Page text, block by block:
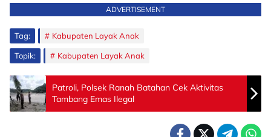
ADVERTISEMENT
Tag: Kabupaten Layak Anak
Topik: Kabupaten Layak Anak
Patroli, Polsek Ranah Batahan Cek Aktivitas
Tambang Emas Ilegal